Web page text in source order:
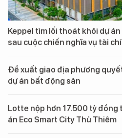
Keppel tìm lối thoát khỏi dự
sau cuộc chiến nghĩa vụ tài
Đề xuất giao địa phương
dự án bất động sản
Lotte nộp hơn 17.500 tỷ đồng
án Eco Smart City Thủ Thiêm